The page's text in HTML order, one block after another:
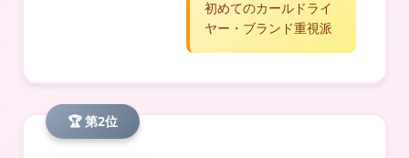
初めてのカールドライ
ヤー・ブランド重視派
🏆 第2位